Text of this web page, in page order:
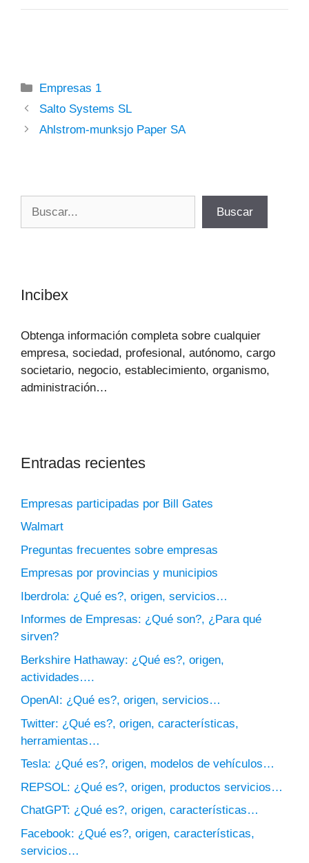
Categorías
Empresas 1
Salto Systems SL
Ahlstrom-munksjo Paper SA
Buscar
Incibex
Obtenga información completa sobre cualquier
empresa, sociedad, profesional, autónomo, cargo
societario, negocio, establecimiento, organismo,
administración…
Entradas recientes
Empresas participadas por Bill Gates
Walmart
Preguntas frecuentes sobre empresas
Empresas por provincias y municipios
Iberdrola: ¿Qué es?, origen, servicios…
Informes de Empresas: ¿Qué son?, ¿Para qué
sirven?
Berkshire Hathaway: ¿Qué es?, origen,
actividades….
OpenAI: ¿Qué es?, origen, servicios…
Twitter: ¿Qué es?, origen, características,
herramientas…
Tesla: ¿Qué es?, origen, modelos de vehículos…
REPSOL: ¿Qué es?, origen, productos servicios…
ChatGPT: ¿Qué es?, origen, características…
Facebook: ¿Qué es?, origen, características,
servicios…